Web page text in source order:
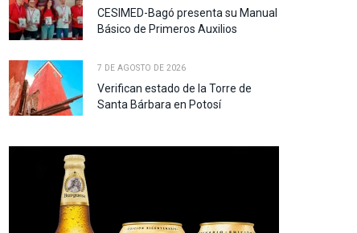
CESIMED-Bagó presenta su Manual
Básico de Primeros Auxilios
7 DE AGOSTO DE 2026
Verifican estado de la Torre de
Santa Bárbara en Potosí